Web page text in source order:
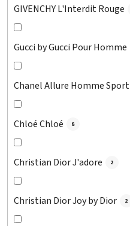
GIVENCHY L'Interdit Rouge
Gucci by Gucci Pour Homme
Chanel Allure Homme Sport
Chloé Chloé 8
Christian Dior J'adore 2
Christian Dior Joy by Dior 2